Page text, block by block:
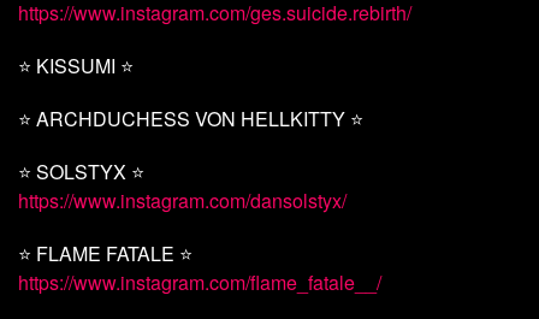
https://www.instagram.com/ges.suicide.rebirth/
⭐ KISSUMI ⭐
⭐ ARCHDUCHESS VON HELLKITTY ⭐
⭐ SOLSTYX ⭐
https://www.instagram.com/dansolstyx/
⭐ FLAME FATALE ⭐
https://www.instagram.com/flame_fatale__/